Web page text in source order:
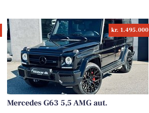
kr. 1.495.000
Mercedes G63 5,5 AMG aut.